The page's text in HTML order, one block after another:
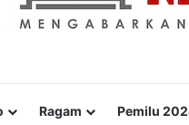
Ragam Pemilu